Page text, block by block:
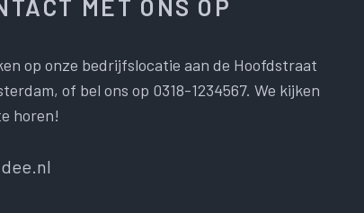
MET ONS OP
op onze bedrijfslocatie aan de Hoofdstraat
of bel ons op 0318-1234567. We kijken
horen!